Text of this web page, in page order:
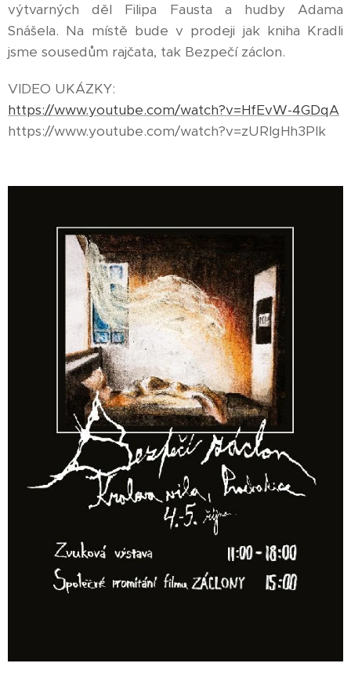
výtvarných děl Filipa Fausta a hudby Adama
Snášela. Na místě bude v prodeji jak kniha Kradli
jsme sousedům rajčata, tak Bezpečí záclon.
VIDEO UKÁZKY:
https://www.youtube.com/watch?v=HfEvW-4GDqA
https://www.youtube.com/watch?v=zURIgHh3Plk